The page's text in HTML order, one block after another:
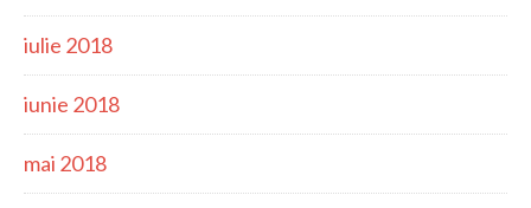
iulie 2018
iunie 2018
mai 2018